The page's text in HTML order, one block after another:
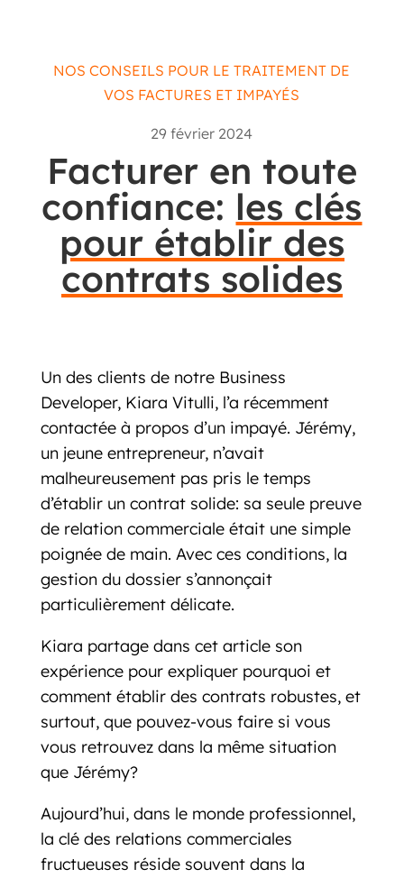
NOS CONSEILS POUR LE TRAITEMENT DE
VOS FACTURES ET IMPAYÉS
29 février 2024
Facturer en toute
confiance: les clés
pour établir des
contrats solides
Un des clients de notre Business
Developer, Kiara Vitulli, l’a récemment
contactée à propos d’un impayé. Jérémy,
un jeune entrepreneur, n’avait
malheureusement pas pris le temps
d’établir un contrat solide: sa seule preuve
de relation commerciale était une simple
poignée de main. Avec ces conditions, la
gestion du dossier s’annonçait
particulièrement délicate.
Kiara partage dans cet article son
expérience pour expliquer pourquoi et
comment établir des contrats robustes, et
surtout, que pouvez-vous faire si vous
vous retrouvez dans la même situation
que Jérémy?
Aujourd’hui, dans le monde professionnel,
la clé des relations commerciales
fructueuses réside souvent dans la